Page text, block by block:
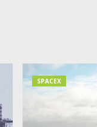
SPACEX